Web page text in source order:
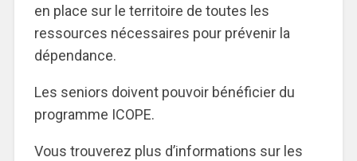
en place sur le territoire de toutes les
ressources nécessaires pour prévenir la
dépendance.
Les seniors doivent pouvoir bénéficier du
programme ICOPE.
Vous trouverez plus d’informations sur les